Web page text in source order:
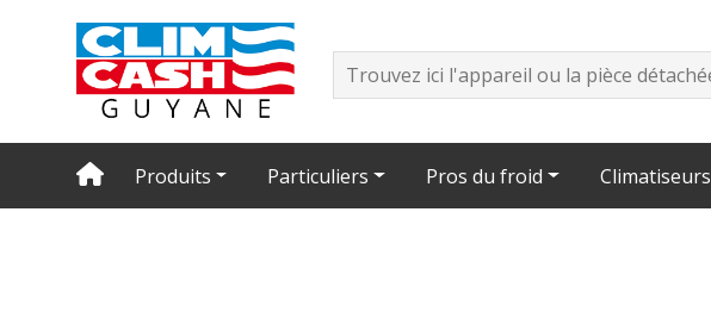
Produits Particuliers Pros du froid Climatiseurs